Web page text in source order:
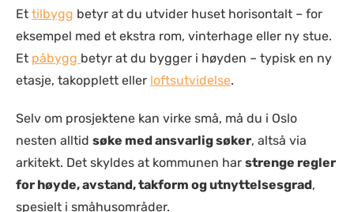
Et tilbygg betyr at du utvider huset horisontalt – for
eksempel med et ekstra rom, vinterhage eller ny stue.
Et påbygg betyr at du bygger i høyden – typisk en ny
etasje, takopplett eller loftsutvidelse.
Selv om prosjektene kan virke små, må du i Oslo
nesten alltid søke med ansvarlig søker, altså via
arkitekt. Det skyldes at kommunen har strenge regler
for høyde, avstand, takform og utnyttelsesgrad,
spesielt i småhusområder.